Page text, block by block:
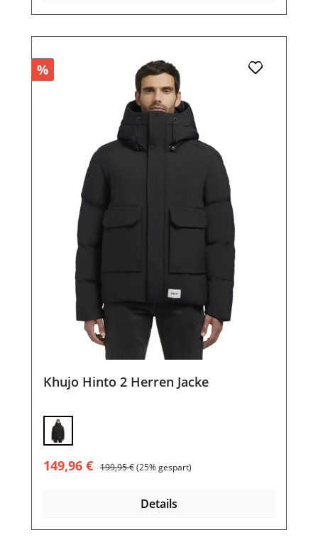
%
Khujo Hinto 2 Herren Jacke
Verkaufspreis:
149,96 € Regulärer Preis:
199,95 €(25% gespart)
Details